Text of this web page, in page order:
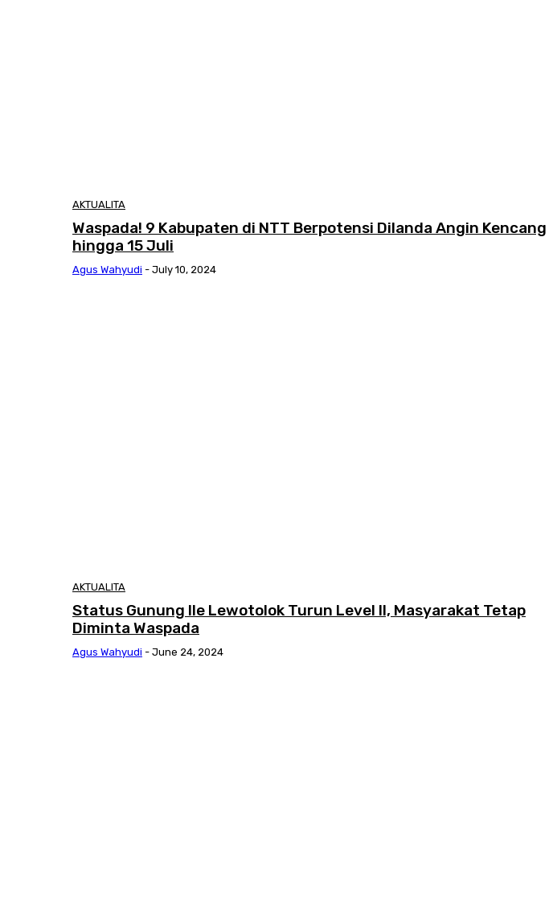
AKTUALITA
Waspada! 9 Kabupaten di NTT Berpotensi Dilanda Angin Kencang
hingga 15 Juli
Agus Wahyudi - July 10, 2024
AKTUALITA
Status Gunung Ile Lewotolok Turun Level II, Masyarakat Tetap
Diminta Waspada
Agus Wahyudi - June 24, 2024